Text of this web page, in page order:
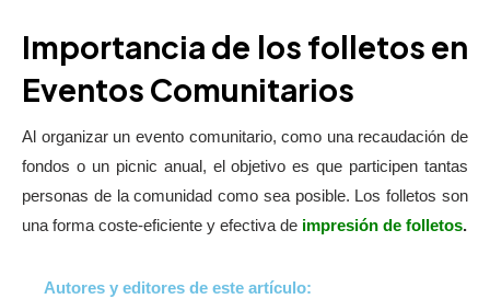
Importancia de los folletos en
Eventos Comunitarios
Al organizar un evento comunitario, como una recaudación de
fondos o un picnic anual, el objetivo es que participen tantas
personas de la comunidad como sea posible. Los folletos son
una forma coste-eficiente y efectiva de impresión de folletos.
Autores y editores de este artículo: